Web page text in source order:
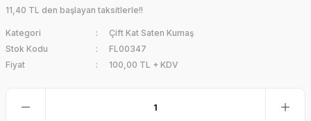
11,40 TL den başlayan taksitlerle!!
Kategori
Çift Kat Saten Kumaş
Stok Kodu
FL00347
Fiyat
100,00 TL + KDV